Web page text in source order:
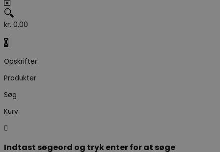
🔍
kr. 0,00
0
Opskrifter
Produkter
Søg
Kurv
Indtast søgeord og tryk enter for at søge